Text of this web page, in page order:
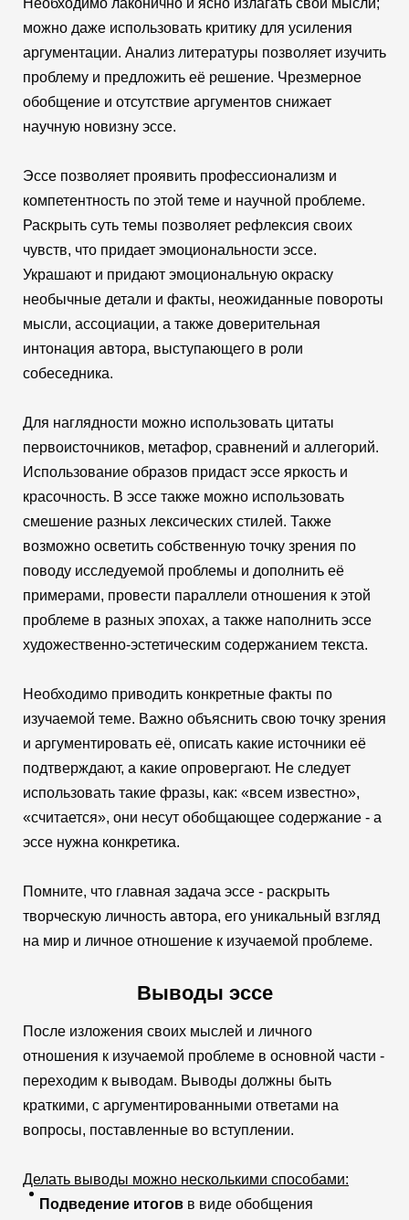
Необходимо лаконично и ясно излагать свои мысли;
можно даже использовать критику для усиления
аргументации. Анализ литературы позволяет изучить
проблему и предложить её решение. Чрезмерное
обобщение и отсутствие аргументов снижает
научную новизну эссе.
Эссе позволяет проявить профессионализм и
компетентность по этой теме и научной проблеме.
Раскрыть суть темы позволяет рефлексия своих
чувств, что придает эмоциональности эссе.
Украшают и придают эмоциональную окраску
необычные детали и факты, неожиданные повороты
мысли, ассоциации, а также доверительная
интонация автора, выступающего в роли
собеседника.
Для наглядности можно использовать цитаты
первоисточников, метафор, сравнений и аллегорий.
Использование образов придаст эссе яркость и
красочность. В эссе также можно использовать
смешение разных лексических стилей. Также
возможно осветить собственную точку зрения по
поводу исследуемой проблемы и дополнить её
примерами, провести параллели отношения к этой
проблеме в разных эпохах, а также наполнить эссе
художественно-эстетическим содержанием текста.
Необходимо приводить конкретные факты по
изучаемой теме. Важно объяснить свою точку зрения
и аргументировать её, описать какие источники её
подтверждают, а какие опровергают. Не следует
использовать такие фразы, как: «всем известно»,
«считается», они несут обобщающее содержание - а
эссе нужна конкретика.
Помните, что главная задача эссе - раскрыть
творческую личность автора, его уникальный взгляд
на мир и личное отношение к изучаемой проблеме.
Выводы эссе
После изложения своих мыслей и личного
отношения к изучаемой проблеме в основной части -
переходим к выводам. Выводы должны быть
краткими, с аргументированными ответами на
вопросы, поставленные во вступлении.
Делать выводы можно несколькими способами:
Подведение итогов в виде обобщения